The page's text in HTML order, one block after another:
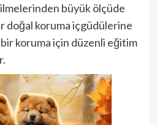
büyük ölçüde
doğal koruma içgüdülerine
koruma için düzenli eğitim